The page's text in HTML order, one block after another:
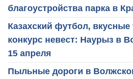
благоустройства парка в
Казахский футбол,
конкурс невест: Наурыз в
15 апреля
Пыльные дороги в